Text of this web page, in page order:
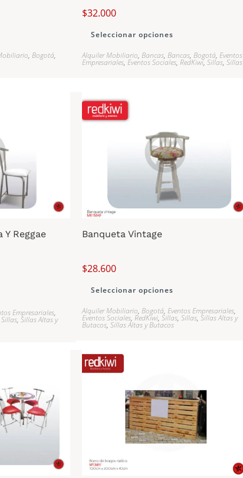
, Bogotá,
$32.000
Seleccionar opciones
Alquiler Mobiliario, Bancas, Bancas, Bogotá, Eventos
Empresariales, Eventos Sociales, RedKiwi, Sillas, Sillas
Y Reggae
Empresariales,
Sillas, Sillas Altas y
Banqueta Vintage
$28.600
Seleccionar opciones
Alquiler Mobiliario, Bogotá, Eventos Empresariales,
Eventos Sociales, RedKiwi, Sillas, Sillas, Sillas Altas y
Butacos, Sillas Altas y Butacos